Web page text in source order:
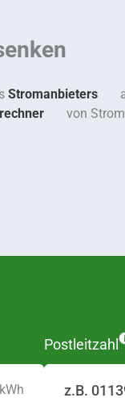
Stromanbieters
von
kWh
Postleitzahl